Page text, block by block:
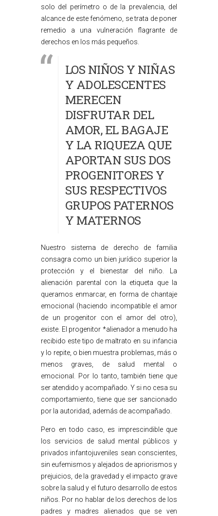
solo del perímetro o de la prevalencia, del
alcance de este fenómeno, se trata de poner
remedio a una vulneración flagrante de
derechos en los más pequeños.
LOS NIÑOS Y NIÑAS
Y ADOLESCENTES
MERECEN
DISFRUTAR DEL
AMOR, EL BAGAJE
Y LA RIQUEZA QUE
APORTAN SUS DOS
PROGENITORES Y
SUS RESPECTIVOS
GRUPOS PATERNOS
Y MATERNOS
Nuestro sistema de derecho de familia
consagra como un bien jurídico superior la
protección y el bienestar del niño. La
alienación parental con la etiqueta que la
queramos enmarcar, en forma de chantaje
emocional (haciendo incompatible el amor
de un progenitor con el amor del otro),
existe. El progenitor *alienador a menudo ha
recibido este tipo de maltrato en su infancia
y lo repite, o bien muestra problemas, más o
menos graves, de salud mental o
emocional. Por lo tanto, también tiene que
ser atendido y acompañado. Y si no cesa su
comportamiento, tiene que ser sancionado
por la autoridad, además de acompañado.
Pero en todo caso, es imprescindible que
los servicios de salud mental públicos y
privados infantojuveniles sean conscientes,
sin eufemismos y alejados de apriorismos y
prejuicios, de la gravedad y el impacto grave
sobre la salud y el futuro desarrollo de estos
niños. Por no hablar de los derechos de los
padres y madres alienados que se ven